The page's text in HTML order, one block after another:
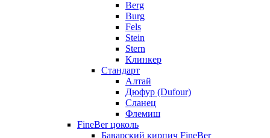
Berg
Burg
Fels
Stein
Stern
Клинкер
Стандарт
Алтай
Дюфур (Dufour)
Сланец
Флемиш
FineBer цоколь
Баварский кирпич FineBer